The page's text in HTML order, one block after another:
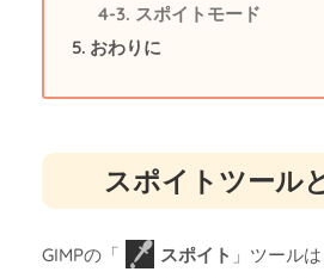
スポイトモード
おわりに
スポイトツール
GIMPの「 スポイト 」ツール